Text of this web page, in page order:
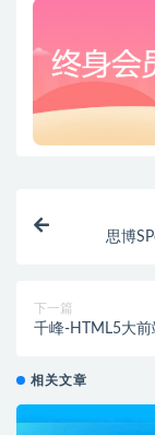
思博
下一篇
千峰-HTML5大
相关文章